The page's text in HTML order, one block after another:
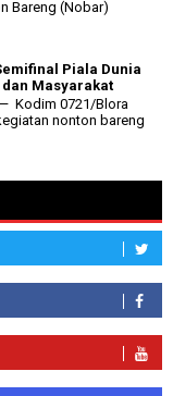
Bareng (Nobar)
Piala Dunia
dan Masyarakat
Kodim 0721/Blora
nonton bareng